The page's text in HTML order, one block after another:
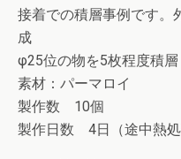
接着での積層事例です。
成
φ25位の物を5枚程度積層
素材：パーマロイ
製作数 10個
製作日数 4日（途中熱処